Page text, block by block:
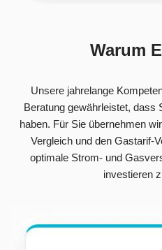
Warum
Unsere jahrelange
Beratung gewährleistet, dass
haben. Für Sie übernehmen
Vergleich und den Gastarif-
optimale Strom- und
investieren